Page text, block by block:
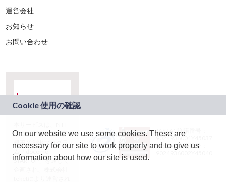
運営会社
お知らせ
お問い合わせ
ドコモグループの新
規事業創出プログラ
ム「docomo
STARTUP」を通じて
JASRAC許諾番号：
9024936001Y45037
JASRAC許諾番号：
On our website we use some cookies. These are
necessary for our site to work properly and to give us
information about how our site is used.